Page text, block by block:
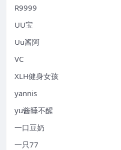
R9999
UU宝
Uu酱阿
VC
XLH健身女孩
yannis
yu酱睡不醒
一口豆奶
一只77